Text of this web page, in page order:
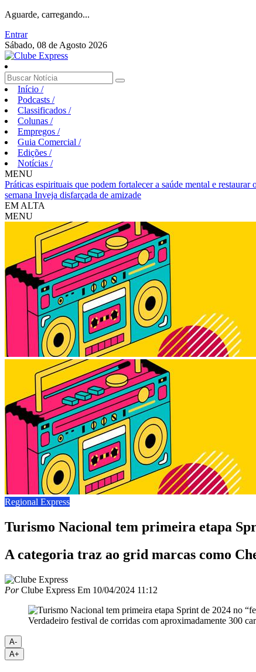
Aguarde, carregando...
Entrar
Sábado, 08 de Agosto 2026
Início /
Podcasts /
Classificados /
Colunas /
Empregos /
Guia Comercial /
Edições /
Notícias /
MENU
Práticas espirituais que podem fortalecer a saúde mental e
semana Inveja disfarçada de amizade
EM ALTA
MENU
Regional Express
Turismo Nacional tem primeira etapa
A categoria traz ao grid marcas como
PorClube Express Em 10/04/2024 11:12
Verdadeiro festival de corridas com aproximadamente 300
A-
A+